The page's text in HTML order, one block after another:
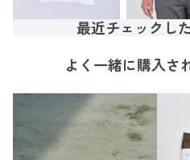
最近チェックし
よく一緒に購入さ